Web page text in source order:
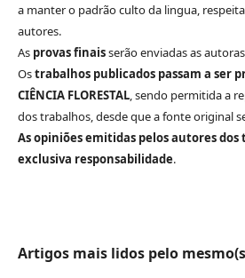
a manter o padrão culto da lingua,
autores.
As provas finaisserão enviadas as
Ostrabalhos publicados passam a ser
CIÊNCIA FLORESTAL, sendo permitida a
dos trabalhos, desde que a fonte original
As opiniões emitidas pelos autores dos
exclusiva responsabilidade.
Artigos mais lidos pelo